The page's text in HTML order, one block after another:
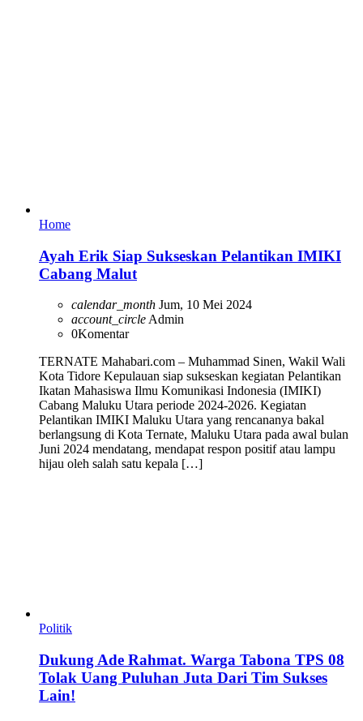
Home
Ayah Erik Siap Sukseskan Pelantikan IMIKI
Cabang Malut
calendar_month Jum, 10 Mei 2024
account_circle Admin
0Komentar
TERNATE Mahabari.com – Muhammad Sinen, Wakil Wali
Kota Tidore Kepulauan siap sukseskan kegiatan Pelantikan
Ikatan Mahasiswa Ilmu Komunikasi Indonesia (IMIKI)
Cabang Maluku Utara periode 2024-2026. Kegiatan
Pelantikan IMIKI Maluku Utara yang rencananya bakal
berlangsung di Kota Ternate, Maluku Utara pada awal bulan
Juni 2024 mendatang, mendapat respon positif atau lampu
hijau oleh salah satu kepala […]
Politik
Dukung Ade Rahmat. Warga Tabona TPS 08
Tolak Uang Puluhan Juta Dari Tim Sukses
Lain!